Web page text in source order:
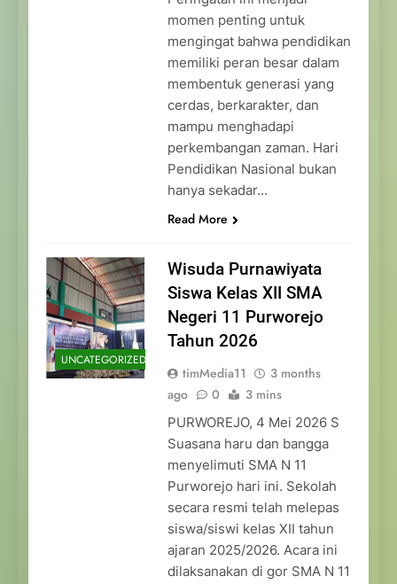
momen penting untuk
mengingat bahwa pendidikan
memiliki peran besar dalam
membentuk generasi yang
cerdas, berkarakter, dan
mampu menghadapi
perkembangan zaman. Hari
Pendidikan Nasional bukan
hanya sekadar…
Read More
UNCATEGORIZED
Wisuda Purnawiyata
Siswa Kelas XII SMA
Negeri 11 Purworejo
Tahun 2026
timMedia11
3 months
ago
0 3 mins
PURWOREJO, 4 Mei 2026 S
Suasana haru dan bangga
menyelimuti SMA N 11
Purworejo hari ini. Sekolah
secara resmi telah melepas
siswa/siswi kelas XII tahun
ajaran 2025/2026. Acara ini
dilaksanakan di gor SMA N 11